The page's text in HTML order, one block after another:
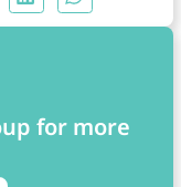
for more